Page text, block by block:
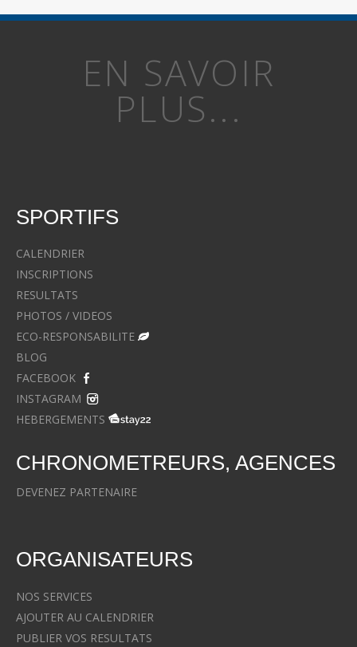
EN SAVOIR
PLUS...
SPORTIFS
CALENDRIER
INSCRIPTIONS
RESULTATS
PHOTOS / VIDEOS
ECO-RESPONSABILITE
BLOG
FACEBOOK
INSTAGRAM
HEBERGEMENTS
CHRONOMETREURS, AGENCES
DEVENEZ PARTENAIRE
ORGANISATEURS
NOS SERVICES
AJOUTER AU CALENDRIER
PUBLIER VOS RESULTATS